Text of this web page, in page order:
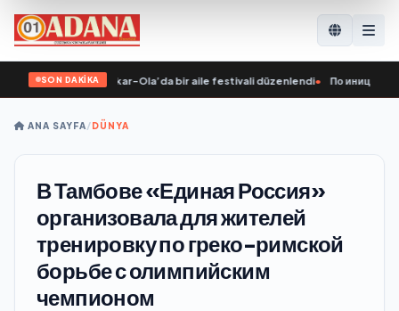
SON DAKİKA
girişimiyle Yoshkar-Ola’da bir aile festivali düzenlendi• По инициативе
ANA SAYFA/DÜNYA
В Тамбове «Единая Россия»
организовала для жителей
тренировку по греко-римской
борьбе с олимпийским
чемпионом